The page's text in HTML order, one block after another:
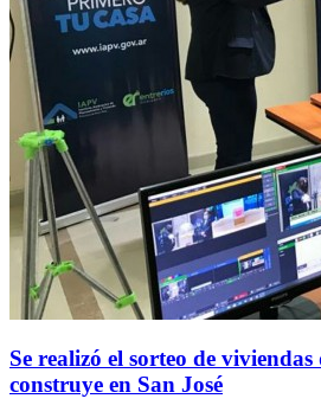
Se realizó el sorteo de
construye en San José